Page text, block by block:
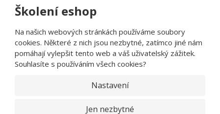
Školení eshop
Na našich webových stránkách používáme soubory
cookies. Některé z nich jsou nezbytné, zatímco jiné nám
pomáhají vylepšit tento web a váš uživatelský zážitek.
Souhlasíte s používáním všech cookies?
Nastavení
Jen nezbytné
+420 602 313 438
jana@vitolife.eu
© 2026, Demo eBRÁNA e-shop 2.0